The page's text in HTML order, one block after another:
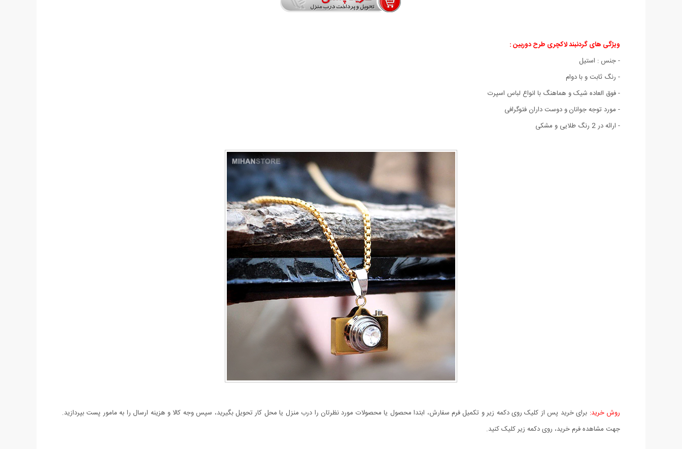
ویژگی های گردنبند لاکچری طرح دوربین :
- جنس : استیل
- رنگ ثابت و با دوام
- فوق العاده شیک و هماهنگ با انواع لباس اسپرت
- مورد توجه جوانانو دوست داران فتوگرافی
- ارائه در 2 رنگ طلایی و مشکی
روش خرید: برای خرید پس از کلیک روی دکمه زیر و تکمیل فرم سفارش، ابتدا محصول یا محصولات مورد نظرتان را درب منزل یا محل کار تحویل بگیرید، سپس وجه کالا و هزینه ارسال را به مامور پست بپردازید.
جهت مشاهده فرم خرید، روی دکمه زیر کلیک کنید.